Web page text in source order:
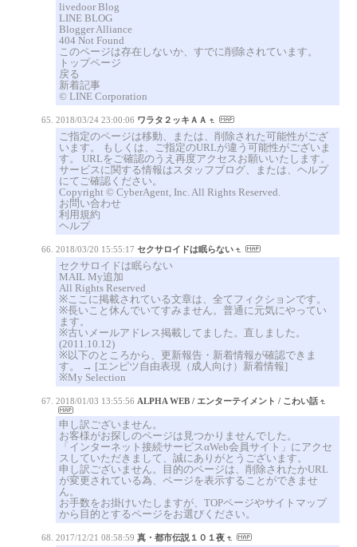
livedoor Blog
LINE BLOG
Blogger Alliance
404 Not Found
このページは存在しないか、すでに削除されています。
トップページ
戻る
新着記事
© LINE Corporation
2018/03/24 23:00:06 ワラタ２ッキＡＡ
ご指定のページは移動、または、削除された可能性がござ
います。 もしくは、ご指定のURLが違う可能性がございま
す。 URLをご確認のうえ再度アクセスお願いいたします。
サービスに関する情報はスタッフブログ、または、ヘルプ
にてご確認ください。
Copyright © CyberAgent, Inc. All Rights Reserved.
お問い合わせ
利用規約
ヘルプ
2018/03/20 15:55:17 セクサロイドは眠らない
セクサロイドは眠らない
MAIL My追加
All Rights Reserved
※ここに掲載されている文章は、全てフィクションです。
※長いこと休んでいてすみません。普通に元気にやってい
ます。
※古いメールアドレス掲載してました。直しました。
(2011.10.12)
※以下のところから、更新報告・新着情報が確認できま
す。 → [エンピツ自由表現（成人向け）新着情報]
※My Selection
2018/01/03 13:55:56 ALPHA WEB / エンターテイメント / こわい話
申し訳ございません。
お客様がお探しのページは見つかりませんでした。
「インターネット接続サービスαWeb会員サイト」にアクセ
スしていただきまして、誠にありがとうございます。
申し訳ございません。目的のページは、削除されたかURL
が変更されている為、ページを表示することができませ
ん。
お手数をお掛けいたしますが、TOPページやサイトマップ
から目的とするページをお選びください。
2017/12/21 08:58:59 真・都市伝説１０１夜